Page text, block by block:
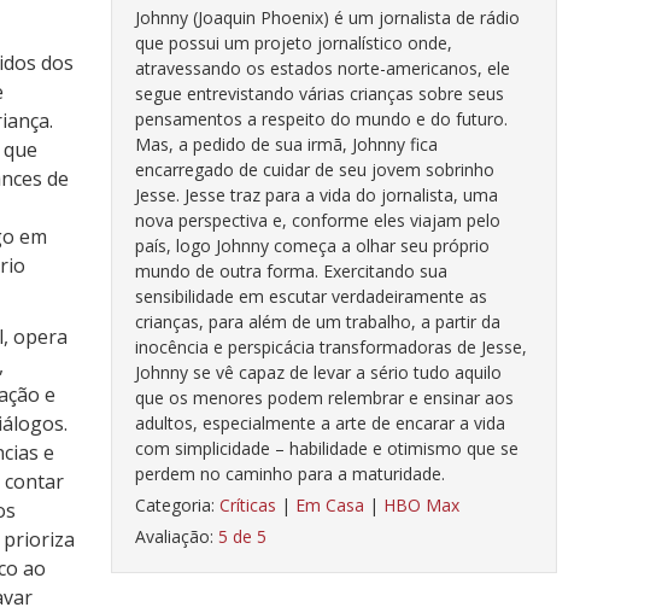
Johnny (Joaquin Phoenix) é um jornalista de rádio
que possui um projeto jornalístico onde,
atravessando os estados norte-americanos, ele
segue entrevistando várias crianças sobre seus
pensamentos a respeito do mundo e do futuro.
Mas, a pedido de sua irmã, Johnny fica
encarregado de cuidar de seu jovem sobrinho
Jesse. Jesse traz para a vida do jornalista, uma
nova perspectiva e, conforme eles viajam pelo
país, logo Johnny começa a olhar seu próprio
mundo de outra forma. Exercitando sua
sensibilidade em escutar verdadeiramente as
crianças, para além de um trabalho, a partir da
inocência e perspicácia transformadoras de Jesse,
Johnny se vê capaz de levar a sério tudo aquilo
que os menores podem relembrar e ensinar aos
adultos, especialmente a arte de encarar a vida
com simplicidade – habilidade e otimismo que se
perdem no caminho para a maturidade.
Categoria: Críticas | Em Casa | HBO Max
Avaliação: 5 de 5
dos
de
em
opera
e
e
contar
prioriza
ao